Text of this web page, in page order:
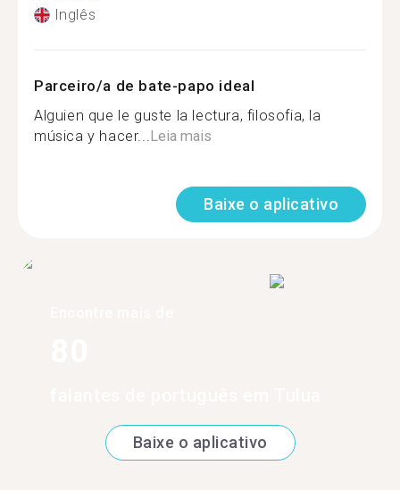
Inglês
Parceiro/a de bate-papo ideal
Alguien que le guste la lectura, filosofia, la
música y hacer...Leia mais
Baixe o aplicativo
Baixe o aplicativo